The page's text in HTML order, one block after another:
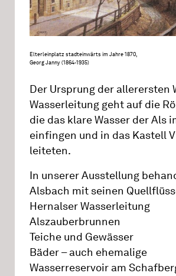
Elterleinplatz stadteinwärts im Jahre 1870,
Georg Janny (1864-1935)
Der Ursprung der allerersten
Wasserleitung geht auf die
die das klare Wasser der Als
einfingen und in das Kastell
leiteten.
In unserer Ausstellung
Alsbach mit seinen
Hernalser Wasserleitung
Alszauberbrunnen
Teiche und Gewässer
Bäder – auch ehemalige
Wasserreservoir am